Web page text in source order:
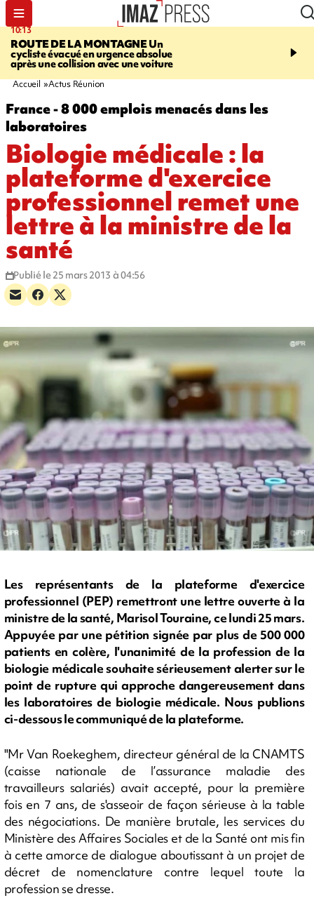
10:13
ROUTE DE LA MONTAGNEUn
cycliste évacué en urgence absolue
après une collision avec une voiture
12:23
peuvent éclater et
Accueil Actus Réunion
France - 8 000 emplois menacés dans les
laboratoires
Biologie médicale : la
plateforme d'exercice
professionnel remet une
lettre à la ministre de la
santé
Publié le 25 mars 2013 à 04:56
Les représentants de la plateforme d'exercice
professionnel (PEP) remettront une lettre ouverte à la
ministre de la santé, Marisol Touraine, ce lundi 25 mars.
Appuyée par une pétition signée par plus de 500 000
patients en colère, l'unanimité de la profession de la
biologie médicale souhaite sérieusement alerter sur le
point de rupture qui approche dangereusement dans
les laboratoires de biologie médicale. Nous publions
ci-dessous le communiqué de la plateforme.
"Mr Van Roekeghem, directeur général de la CNAMTS
(caisse nationale de l’assurance maladie des
travailleurs salariés) avait accepté, pour la première
fois en 7 ans, de s'asseoir de façon sérieuse à la table
des négociations. De manière brutale, les services du
Ministère des Affaires Sociales et de la Santé ont mis fin
à cette amorce de dialogue aboutissant à un projet de
décret de nomenclature contre lequel toute la
profession se dresse.